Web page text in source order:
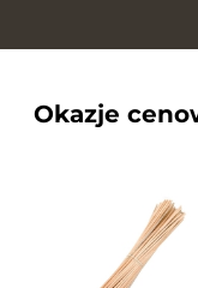
Okazje